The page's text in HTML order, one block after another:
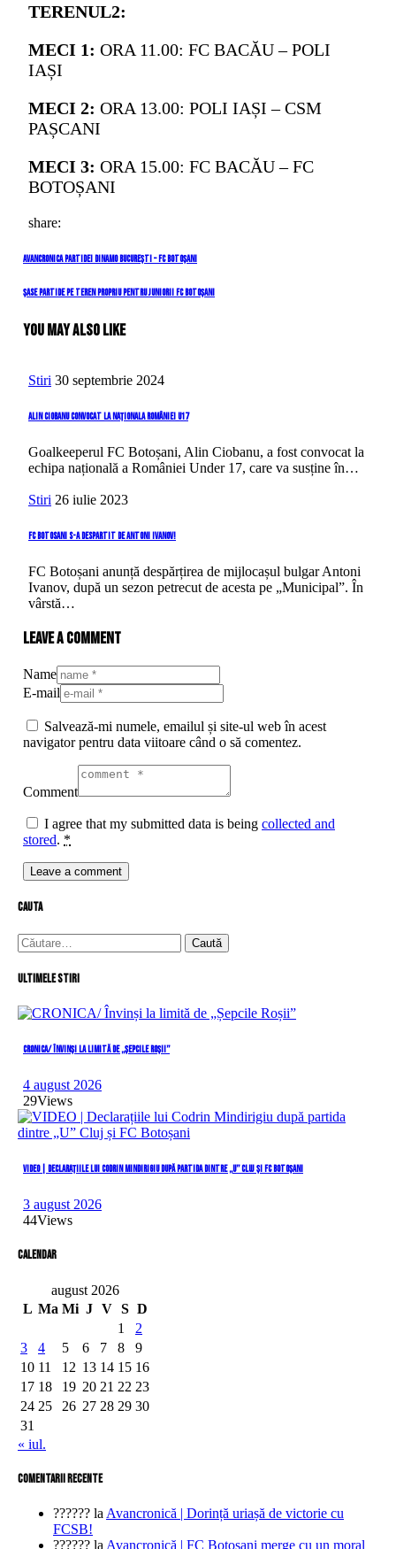
TERENUL2:
MECI 1: ORA 11.00: FC BACĂU – POLI
IAȘI
MECI 2: ORA 13.00: POLI IAȘI – CSM
PAȘCANI
MECI 3: ORA 15.00: FC BACĂU – FC
BOTOȘANI
share:
Navigare
în
Previous
Avancronica partidei Dinamo București – FC Botoșani
Next
Șase partide pe teren propriu pentru juniorii FC Botoșani
You May Also Like
Stiri 30 septembrie 2024
Alin Ciobanu convocat la naționala României U17
Goalkeeperul FC Botoșani, Alin Ciobanu, a fost convocat la
echipa națională a României Under 17, care va susține în…
Stiri 26 iulie 2023
FC Botosani s-a despartit de Antoni Ivanov!
FC Botoșani anunță despărțirea de mijlocașul bulgar Antoni
Ivanov, după un sezon petrecut de acesta pe „Municipal”. În
vârstă…
Leave a comment
Name
E-mail
Salvează-mi numele, emailul și site-ul web în acest
navigator pentru data viitoare când o să comentez.
Comment
I agree that my submitted data is being collected and
stored. *
cauta
Caută
după:
Ultimele stiri
CRONICA/ Învinși la limită de „Șepcile Roșii”
4 august 2026
29Views
VIDEO | Declarațiile lui Codrin Mindirigiu după partida dintre „U” Cluj și FC Botoșani
3 august 2026
44Views
Calendar
august 2026
L Ma Mi J V S D
1
2
3
4 5 6 7 8
9
10 11 12 13 14 15 16
17 18 19 20 21 22 23
24 25 26 27 28 29 30
31
« iul.
comentarii recente
?????? la Avancronică | Dorință uriașă de victorie cu
FCSB!
?????? la Avancronică | FC Botoșani merge cu un moral